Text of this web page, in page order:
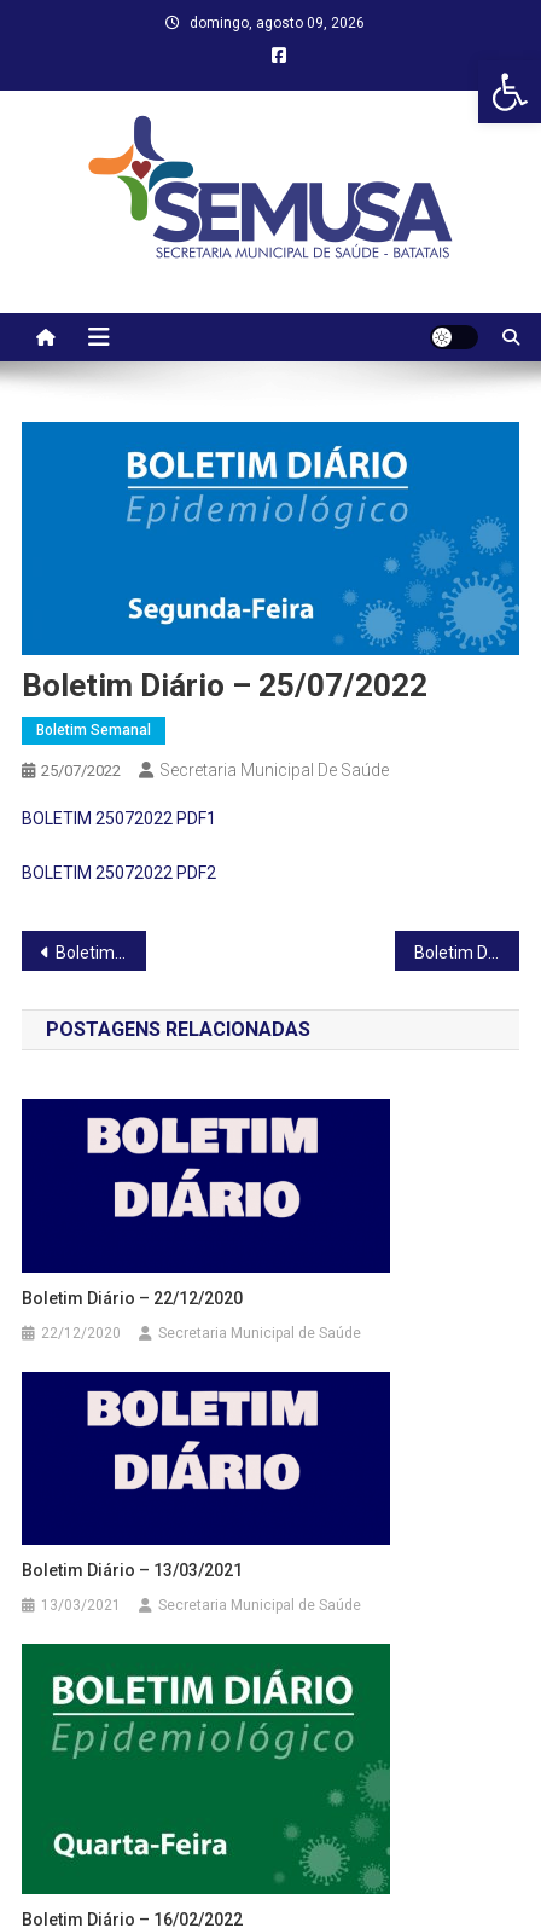
domingo, agosto 09, 2026
Boletim Diário – 25/07/2022
Boletim Semanal
25/07/2022 Secretaria Municipal De Saúde
BOLETIM 25072022 PDF1
BOLETIM 25072022 PDF2
Navegação
de
Post
Boletim Diário – 24/07/2022 Boletim Diário – 26/07/2022
POSTAGENS RELACIONADAS
Boletim Diário – 22/12/2020
22/12/2020 Secretaria Municipal de Saúde
Boletim Diário – 13/03/2021
13/03/2021 Secretaria Municipal de Saúde
Boletim Diário – 16/02/2022